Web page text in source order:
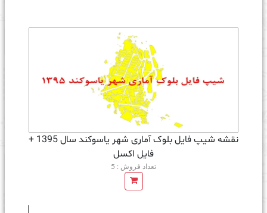
نقشه شیپ فایل بلوک آماری شهر یاسوکند سال 1395 +
فايل اكسل
تعداد فروش : 5